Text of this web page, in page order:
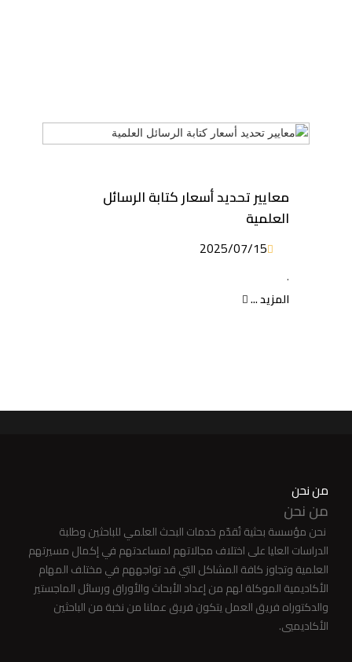
معايير تحديد أسعار كتابة الرسائل
العلمية
2025/07/15
المزيد ...
من نحن
من نحن
نحن مؤسسة بحثية تُقدّم خدمات البحث العلمي للباحثين وطلبة
الدراسات العليا على اختلاف مجالاتهم لمساعدتهم في إكمال مسيرتهم
العلمية وتجاوز كافة المشاكل التي قد تواجههم في مختلف المهام
الأكاديمية الموكلة لهم من إعداد الأبحاث والأوراق ورسائل الماجستير
والدكتوراه فريق العمل يتكون فريق عملنا من نخبة من الباحثين
الأكاديميي.